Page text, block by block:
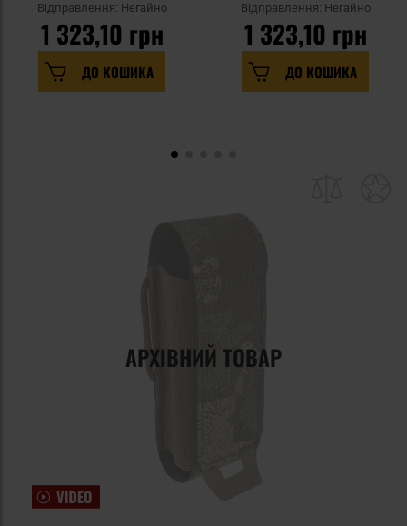
Відправлення: Негайно
1 323,10 грн
ДО КОШИКА
Відправлення: Негайно
1 323,10 грн
ДО КОШИКА
АРХІВНИЙ ТОВАР